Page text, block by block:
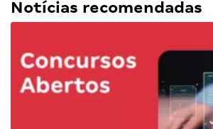
Notícias recomendadas